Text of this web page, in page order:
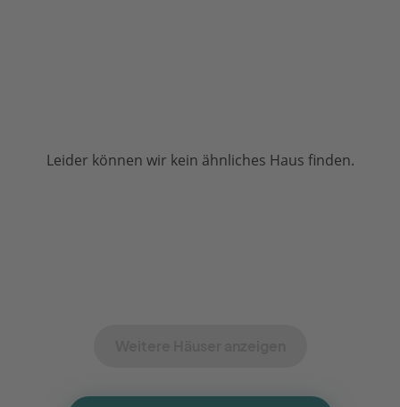
Leider können wir kein ähnliches Haus finden.